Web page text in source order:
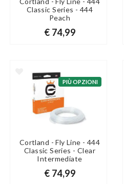
Classic Series - 444
Peach
€ 74,99
PIÙ OPZIONI
Cortland - Fly Line - 444
Classic Series - Clear
Intermediate
€ 74,99